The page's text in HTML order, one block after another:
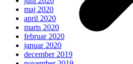
maj 2020
april 2020
marts 2020
februar 2020
januar 2020
december 2019